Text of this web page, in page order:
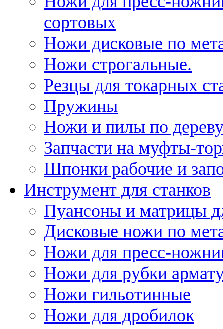
сортовых
Ножи дисковые по
Ножи строгальные.
Резцы для токарных
Пружины
Ножи и пилы по дереву
Запчасти на муфты-
Шпонки рабочие и
Инструмент для станков
Пуансоны и матрицы
Дисковые ножи по
Ножи для пресс-
Ножи для рубки
Ножи гильотинные
Ножи для дробилок